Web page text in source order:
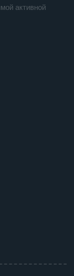
активной